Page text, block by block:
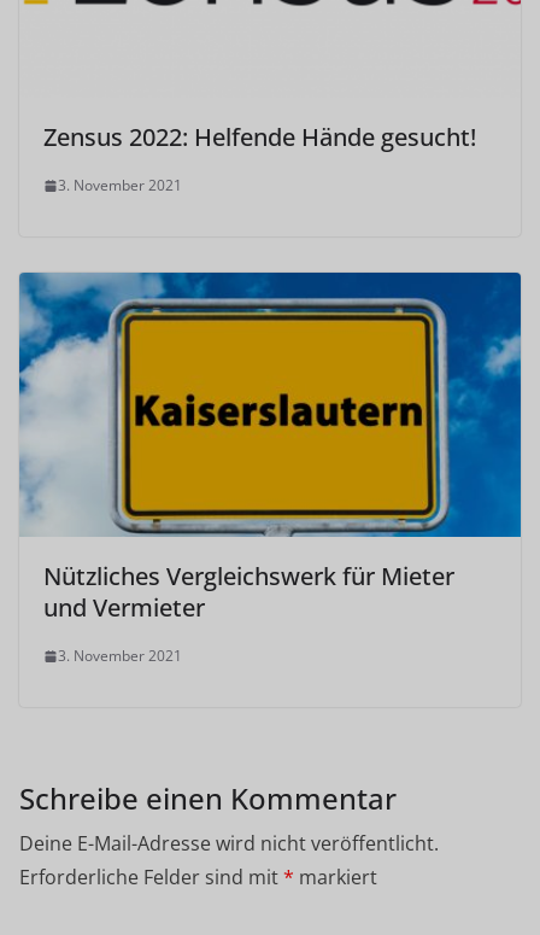
Zensus 2022: Helfende Hände gesucht!
3. November 2021
Nützliches Vergleichswerk für Mieter
und Vermieter
3. November 2021
Schreibe einen Kommentar
Deine E-Mail-Adresse wird nicht veröffentlicht.
Erforderliche Felder sind mit* markiert